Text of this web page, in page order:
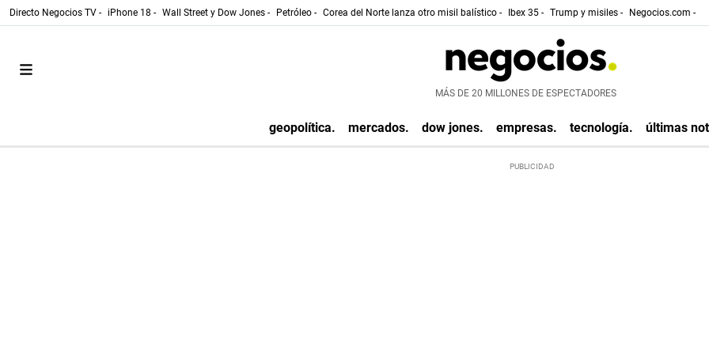
Directo Negocios TV - iPhone 18 - Wall Street y Dow Jones - Petróleo - Corea del Norte lanza otro misil balístico - Ibex 35 - Trump y misiles - Negocios.com -
MÁS DE 20 MILLONES DE ESPECTADORES
geopolítica. mercados. dow jones. empresas. tecnología. últimas